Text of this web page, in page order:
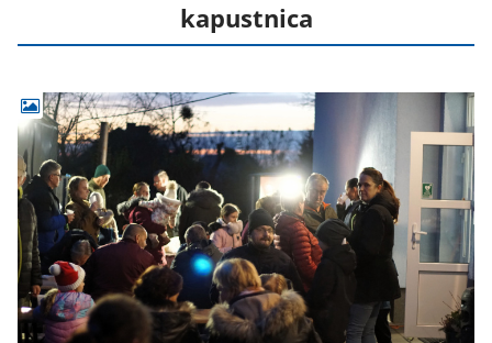
kapustnica